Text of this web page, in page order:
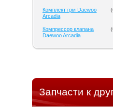
Комплект грм Daewoo
Arcadia
(
Компрессор клапана
Daewoo Arcadia
(
Запчасти к